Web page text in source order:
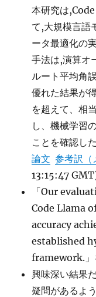
本研究は
て,大規模言語
ータ最適化の
手法は,演算オ
ルート平均角
優れた結果が
を超えて、相
し、機械学習
ことを確認した
論文 参考訳（
13:15:47
「Our
Code Llama
accuracy
established
framework.」
興味深い結果
疑問があるよ